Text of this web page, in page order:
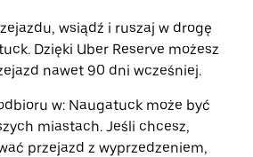
wsiądź i ruszaj w drogę
Dzięki Uber Reserve możesz
nawet 90 dni wcześniej.
w: Naugatuck może być
miastach. Jeśli chcesz,
przejazd z wyprzedzeniem,